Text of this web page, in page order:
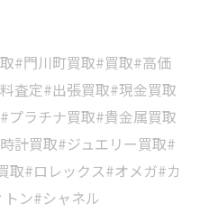
#門川町買取#買取#高価
査定#出張買取#現金買取
ラチナ買取#貴金属買取
計買取#ジュエリー買取#
取#ロレックス#オメガ#カ
ン#シャネル